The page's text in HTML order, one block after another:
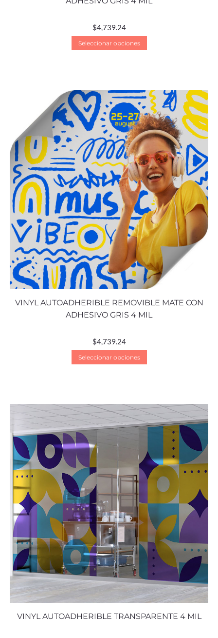
$4,739.24
Seleccionar opciones
VINYL AUTOADHERIBLE REMOVIBLE MATE CON
ADHESIVO GRIS 4 MIL
$4,739.24
Seleccionar opciones
VINYL AUTOADHERIBLE TRANSPARENTE 4 MIL